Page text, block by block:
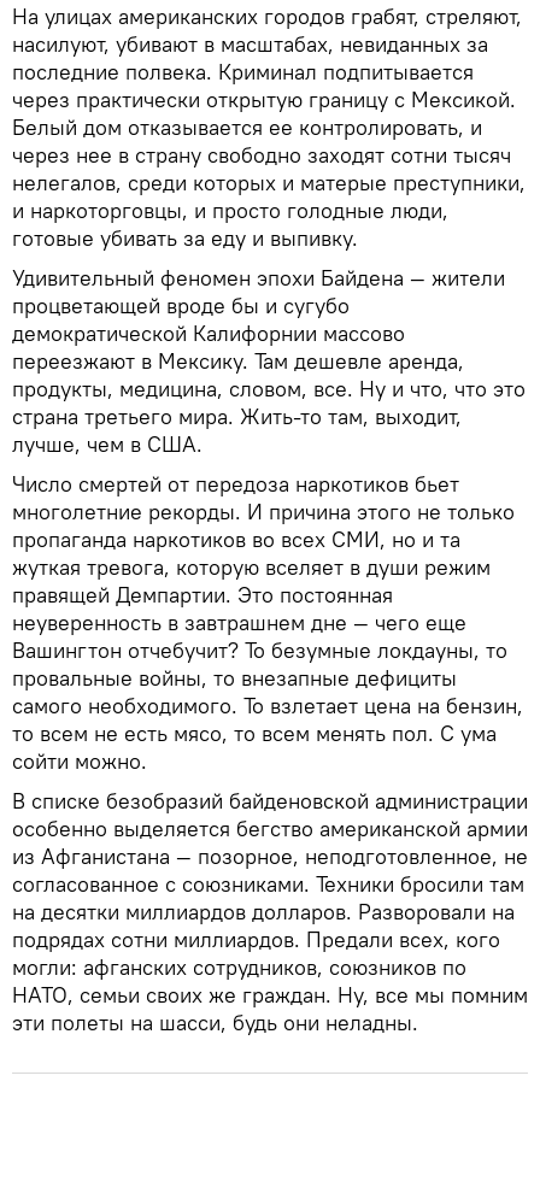
На улицах американских городов грабят, стреляют,
насилуют, убивают в масштабах, невиданных за
последние полвека. Криминал подпитывается
через практически открытую границу с Мексикой.
Белый дом отказывается ее контролировать, и
через нее в страну свободно заходят сотни тысяч
нелегалов, среди которых и матерые преступники,
и наркоторговцы, и просто голодные люди,
готовые убивать за еду и выпивку.
Удивительный феномен эпохи Байдена — жители
процветающей вроде бы и сугубо
демократической Калифорнии массово
переезжают в Мексику. Там дешевле аренда,
продукты, медицина, словом, все. Ну и что, что это
страна третьего мира. Жить-то там, выходит,
лучше, чем в США.
Число смертей от передоза наркотиков бьет
многолетние рекорды. И причина этого не только
пропаганда наркотиков во всех СМИ, но и та
жуткая тревога, которую вселяет в души режим
правящей Демпартии. Это постоянная
неуверенность в завтрашнем дне — чего еще
Вашингтон отчебучит? То безумные локдауны, то
провальные войны, то внезапные дефициты
самого необходимого. То взлетает цена на бензин,
то всем не есть мясо, то всем менять пол. С ума
сойти можно.
В списке безобразий байденовской администрации
особенно выделяется бегство американской армии
из Афганистана — позорное, неподготовленное, не
согласованное с союзниками. Техники бросили там
на десятки миллиардов долларов. Разворовали на
подрядах сотни миллиардов. Предали всех, кого
могли: афганских сотрудников, союзников по
НАТО, семьи своих же граждан. Ну, все мы помним
эти полеты на шасси, будь они неладны.